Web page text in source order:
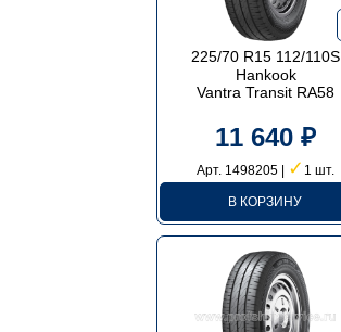
225/70 R15 112/110S
Hankook
Vantra Transit RA58
11 640 ₽
Арт. 1498205 | ✓ 1 шт.
В КОРЗИНУ